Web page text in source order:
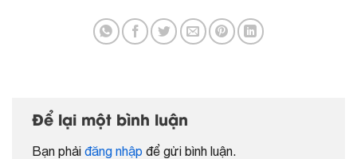
Để lại một bình luận
Bạn phải đăng nhập để gửi bình luận.